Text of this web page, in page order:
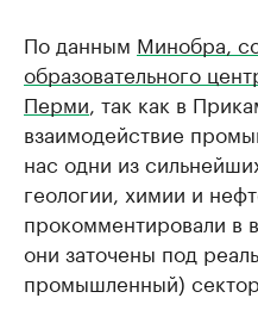
По данным Минобра,
образовательного
Перми , так как в
взаимодействие
нас одни из
геологии, химии и
прокомментировали в
они заточены под
промышленный)